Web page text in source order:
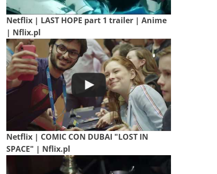
Netflix | LAST HOPE part 1 trailer | Anime
| Nflix.pl
Netflix | COMIC CON DUBAI "LOST IN
SPACE" | Nflix.pl